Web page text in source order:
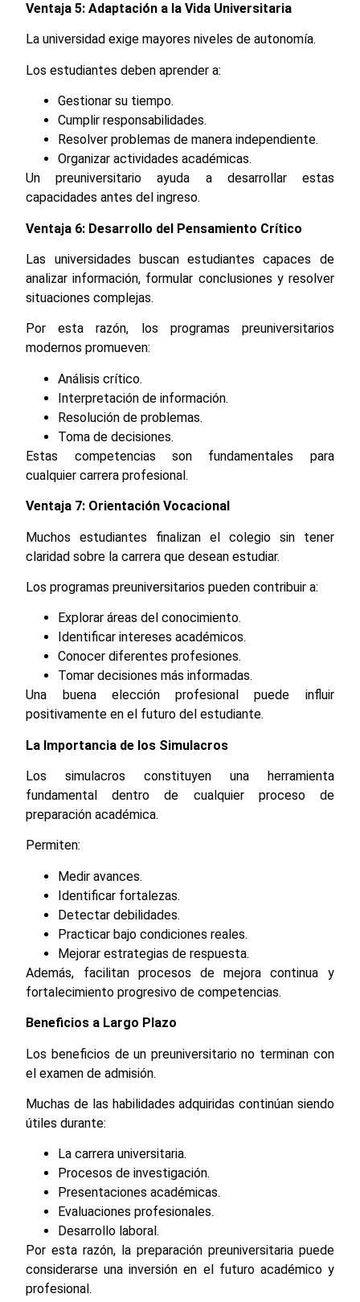
Ventaja 5: Adaptación a la Vida Universitaria
La universidad exige mayores niveles de autonomía.
Los estudiantes deben aprender a:
Gestionar su tiempo.
Cumplir responsabilidades.
Resolver problemas de manera independiente.
Organizar actividades académicas.
Un preuniversitario ayuda a desarrollar estas
capacidades antes del ingreso.
Ventaja 6: Desarrollo del Pensamiento Crítico
Las universidades buscan estudiantes capaces de
analizar información, formular conclusiones y resolver
situaciones complejas.
Por esta razón, los programas preuniversitarios
modernos promueven:
Análisis crítico.
Interpretación de información.
Resolución de problemas.
Toma de decisiones.
Estas competencias son fundamentales para
cualquier carrera profesional.
Ventaja 7: Orientación Vocacional
Muchos estudiantes finalizan el colegio sin tener
claridad sobre la carrera que desean estudiar.
Los programas preuniversitarios pueden contribuir a:
Explorar áreas del conocimiento.
Identificar intereses académicos.
Conocer diferentes profesiones.
Tomar decisiones más informadas.
Una buena elección profesional puede influir
positivamente en el futuro del estudiante.
La Importancia de los Simulacros
Los simulacros constituyen una herramienta
fundamental dentro de cualquier proceso de
preparación académica.
Permiten:
Medir avances.
Identificar fortalezas.
Detectar debilidades.
Practicar bajo condiciones reales.
Mejorar estrategias de respuesta.
Además, facilitan procesos de mejora continua y
fortalecimiento progresivo de competencias.
Beneficios a Largo Plazo
Los beneficios de un preuniversitario no terminan con
el examen de admisión.
Muchas de las habilidades adquiridas continúan siendo
útiles durante:
La carrera universitaria.
Procesos de investigación.
Presentaciones académicas.
Evaluaciones profesionales.
Desarrollo laboral.
Por esta razón, la preparación preuniversitaria puede
considerarse una inversión en el futuro académico y
profesional.